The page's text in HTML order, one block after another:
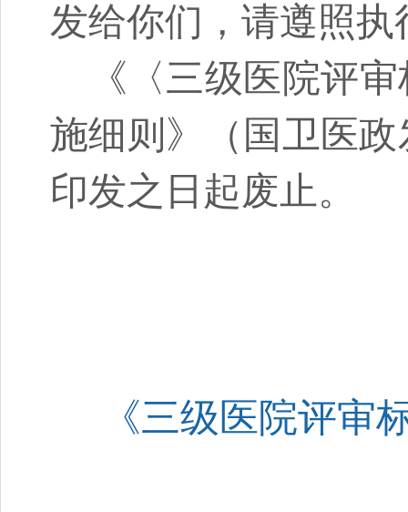
发给你们，请遵照执
《〈三级医院评
施细则》（国卫医政
印发之日起废止。
《三级医院评审